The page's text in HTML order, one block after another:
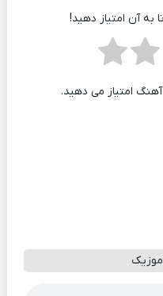
به آن امتیاز دهید!
امتیاز می دهید.